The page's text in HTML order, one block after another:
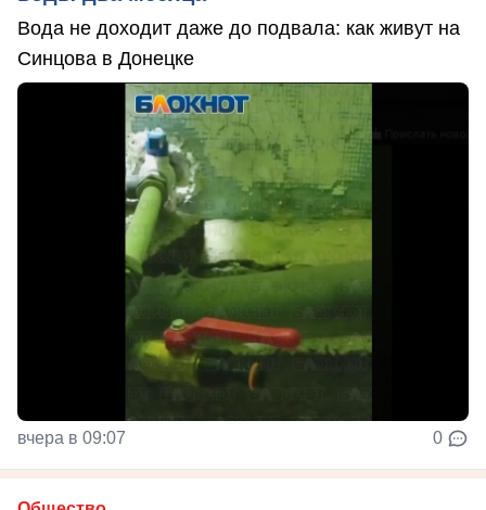
Вода не доходит даже до подвала: как живут на
Синцова в Донецке
вчера в 09:07 0